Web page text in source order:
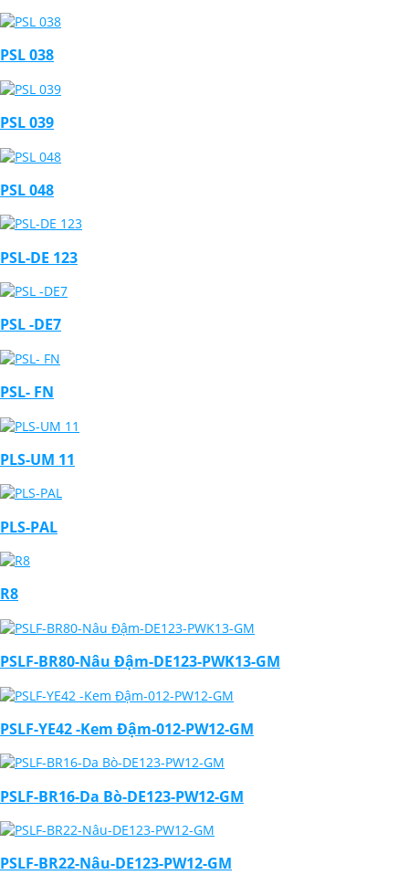
PSL 038
PSL 039
PSL 048
PSL-DE 123
PSL -DE7
PSL- FN
PLS-UM 11
PLS-PAL
R8
PSLF-BR80-Nâu Đậm-DE123-PWK13-GM
PSLF-YE42 -Kem Đậm-012-PW12-GM
PSLF-BR16-Da Bò-DE123-PW12-GM
PSLF-BR22-Nâu-DE123-PW12-GM